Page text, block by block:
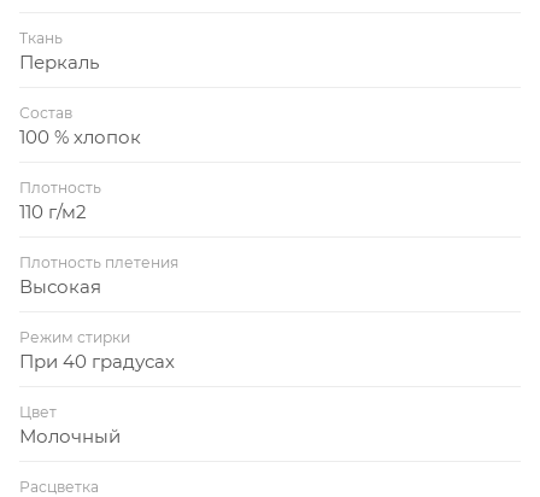
Ткань
Перкаль
Состав
100 % хлопок
Плотность
110 г/м2
Плотность плетения
Высокая
Режим стирки
При 40 градусах
Цвет
Молочный
Расцветка